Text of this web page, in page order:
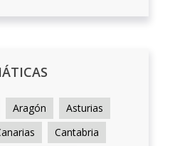
Aragón
Asturias
Cantabria